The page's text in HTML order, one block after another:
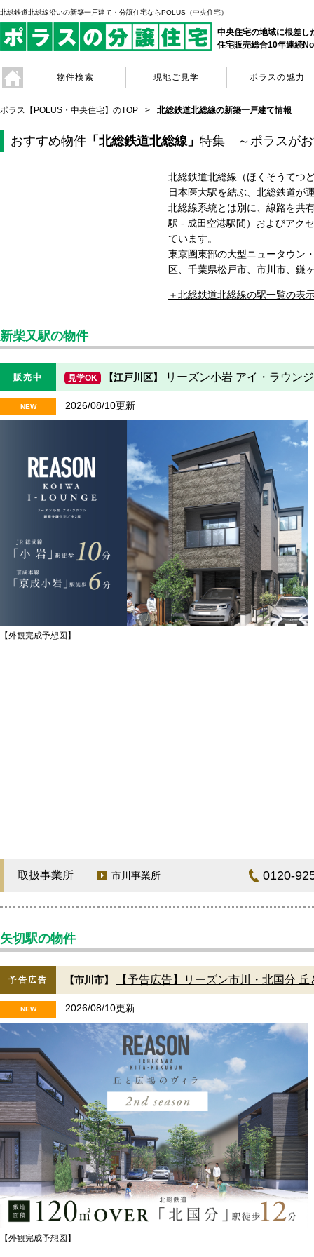
北総鉄道北総線沿いの新築一戸建て・分譲住宅ならPOLUS（中央住宅）
中央住宅の地域に根差し
住宅販売総合10年連続
物件検索 現地ご見学 ポラスの魅力
ポラス【POLUS・中央住宅】のTOP 北総鉄道北総線の新築一戸建て情報
おすすめ物件 「北総鉄道北総線」 特集 ～ポラスがお
北総鉄道北総線（ほくそうてつ
日本医大駅を結ぶ、北総鉄道が
北総線系統とは別に、線路を共
駅 - 成田空港駅間）およびアク
ています。
東京圏東部の大型ニュータウン
区、千葉県松戸市、市川市、鎌
北総鉄道北総線の駅一覧の表
新柴又駅の物件
販売中 見学OK 【江戸川区】 リーズン小岩 アイ・ラウンジ
NEW 2026/08/10更新
【外観完成予想図】
取扱事業所 市川事業所 0120-
矢切駅の物件
予告広告 【市川市】 【予告広告】リーズン市川・北国分
NEW 2026/08/10更新
【外観完成予想図】